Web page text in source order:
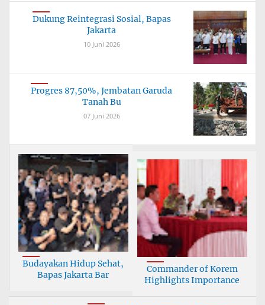
Dukung Reintegrasi Sosial, Bapas
Jakarta
10 Juni 2026
Progres 87,50%, Jembatan Garuda
Tanah Bu
07 Juni 2026
Budayakan Hidup Sehat,
Bapas Jakarta Bar
Commander of Korem
Highlights Importance